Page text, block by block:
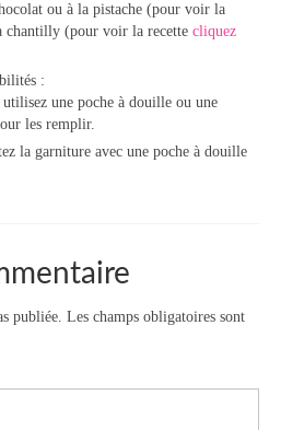
ou à la pistache (pour voir la
chantilly (pour voir la recette cliquez
:
utilisez une poche à douille ou une
les remplir.
la garniture avec une poche à douille
publiée. Les champs obligatoires sont